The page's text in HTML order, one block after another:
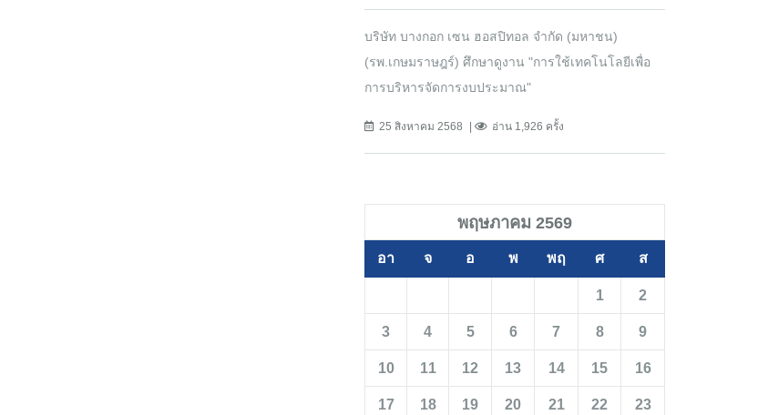
บริษัท บางกอก เซน ฮอสปิทอล จำกัด (มหาชน)
(รพ.เกษมราษฎร์) ศึกษาดูงาน "การใช้เทคโนโลยีเพื่อ
การบริหารจัดการงบประมาณ"
25 สิงหาคม 2568 อ่าน 1,926 ครั้ง
พฤษภาคม 2569
อา จ อ พ พฤ ศ ส
1 2
3 4 5 6 7 8 9
10 11 12 13 14 15 16
17 18 19 20 21 22 23